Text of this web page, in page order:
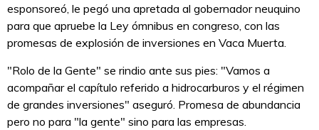
esponsoreó, le pegó una apretada al gobernador neuquino
para que apruebe la Ley ómnibus en congreso, con las
promesas de explosión de inversiones en Vaca Muerta.
"Rolo de la Gente" se rindio ante sus pies: "Vamos a
acompañar el capítulo referido a hidrocarburos y el régimen
de grandes inversiones" aseguró. Promesa de abundancia
pero no para "la gente" sino para las empresas.